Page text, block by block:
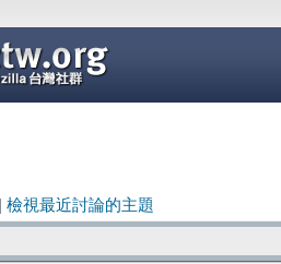
檢視最近討論的主題